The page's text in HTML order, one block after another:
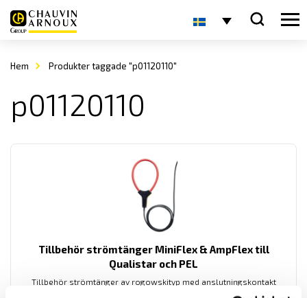
Hem Produkter taggade "p01120110"
p01120110
Tillbehör strömtänger MiniFlex & AmpFlex till
Qualistar och PEL
Tillbehör strömtänger av rogowskityp med anslutningskontakt